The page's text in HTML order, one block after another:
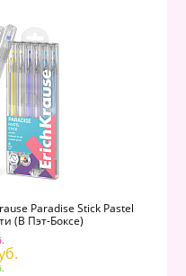
Paradise Stick Pastel
(в Пэт-Боксе)